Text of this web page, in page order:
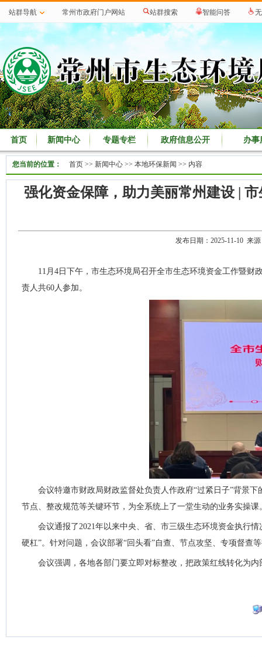
站群导航 常州市政府门户网站 站群搜索 智能问答
首页 新闻中心 专题专栏 政府信息公开 办事
您当前的位置： 首页 >> 新闻中心 >> 本地环保新闻 >> 内容
强化资金保障，助力美丽常州建设 |
发布日期：2025-11-10 来
11月4日下午，市生态环境局召开全市生态环境资金工作暨
责人共60人参加。
会议特邀市财政局财政监督处负责人作政府“过紧日子”背景
节点、整改规范等关键环节，为全系统上了一堂生动的业务实操课
会议通报了2021年以来中央、省、市三级生态环境资金执行
硬杠”。针对问题，会议部署“回头看”自查、节点攻坚、专项督查
会议强调，各地各部门要立即对标整改，把政策红线转化为